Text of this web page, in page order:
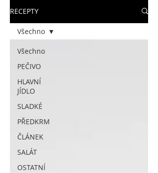
RECEPTY
Všechno
PEČIVO
HLAVNÍ
JÍDLO
SLADKÉ
PŘEDKRM
ČLÁNEK
SALÁT
OSTATNÍ
Všechno